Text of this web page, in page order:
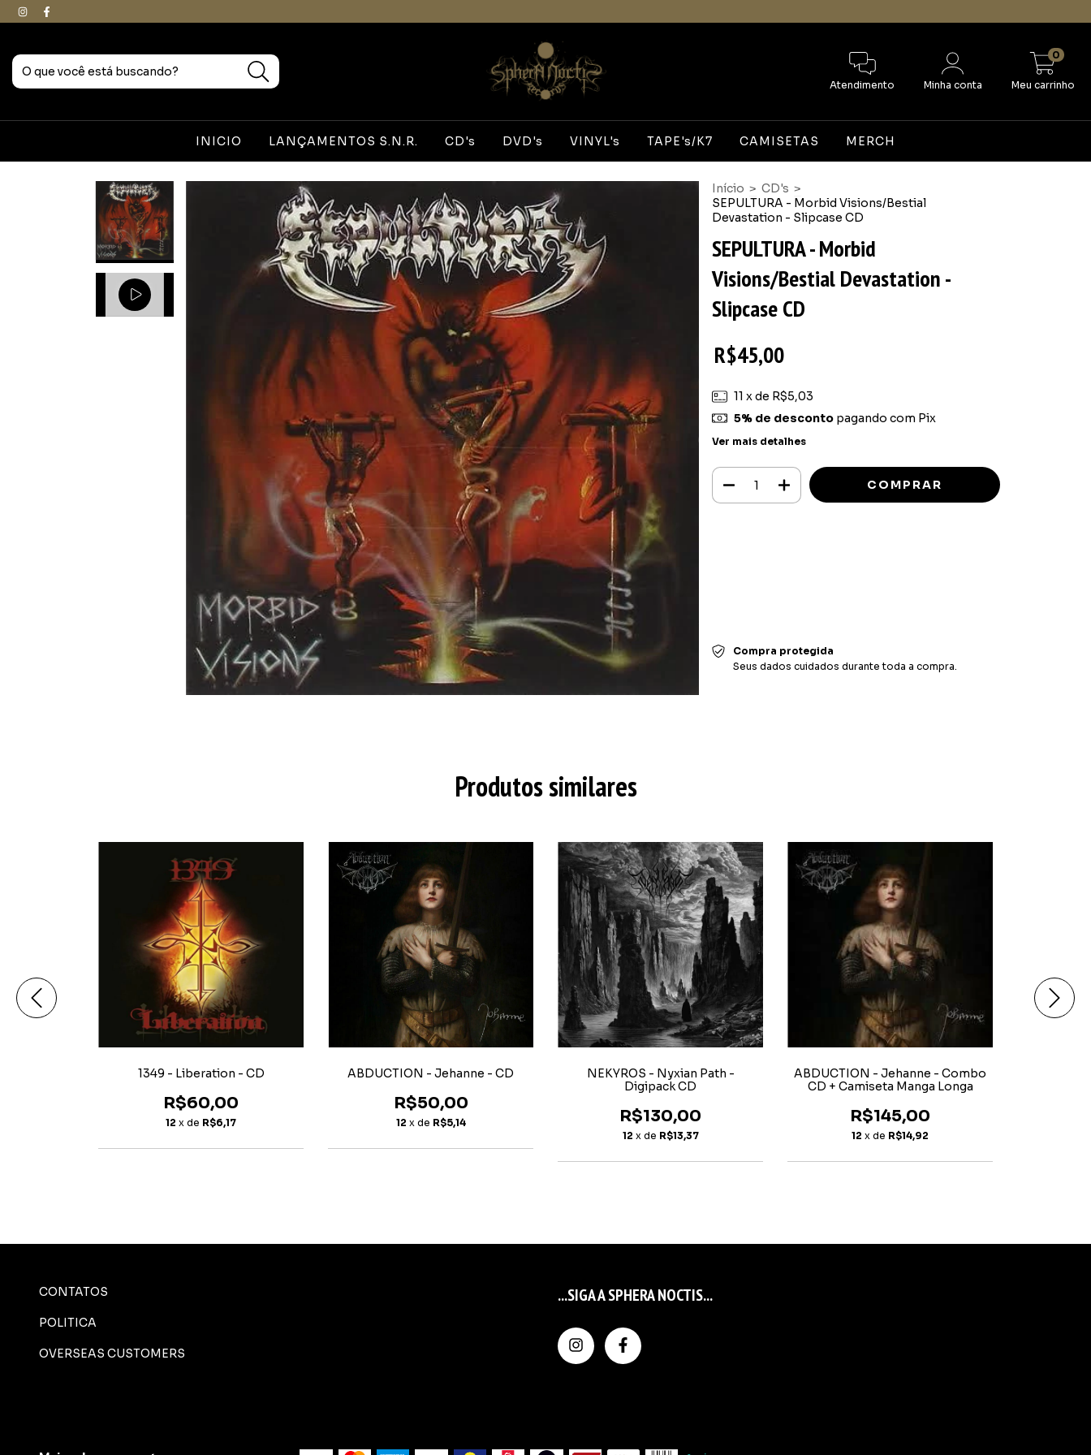
Atendimento Minha conta Meu carrinho
0
INICIO LANÇAMENTOS S.N.R. CD's DVD's VINYL's TAPE's/K7 CAMISETAS MERCH
Início > CD's >
SEPULTURA - Morbid Visions/Bestial
Devastation - Slipcase CD
SEPULTURA - Morbid
Visions/Bestial Devastation -
Slipcase CD
R$45,00
11 x de R$5,03
5% de descontopagando com Pix
Ver mais detalhes
Compra protegida
Seus dados cuidados durante toda a compra.
Produtos similares
1349 - Liberation - CD
R$60,00
12 x de R$6,17
ABDUCTION - Jehanne - CD
R$50,00
12 x de R$5,14
NEKYROS - Nyxian Path -
Digipack CD
R$130,00
12 x de R$13,37
ABDUCTION - Jehanne - Combo
CD + Camiseta Manga Longa
R$145,00
12 x de R$14,92
CONTATOS
POLITICA
OVERSEAS CUSTOMERS
...SIGA A SPHERA NOCTIS...